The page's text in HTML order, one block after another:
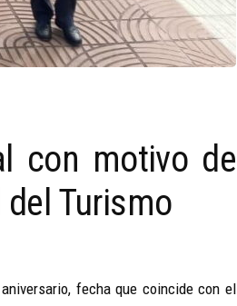
con motivo de
Turismo
fecha que coincide con el